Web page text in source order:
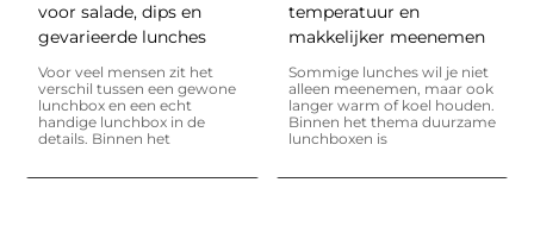
voor salade, dips en
gevarieerde lunches
Voor veel mensen zit het
verschil tussen een gewone
lunchbox en een echt
handige lunchbox in de
details. Binnen het
temperatuur en
makkelijker meenemen
Sommige lunches wil je niet
alleen meenemen, maar ook
langer warm of koel houden.
Binnen het thema duurzame
lunchboxen is